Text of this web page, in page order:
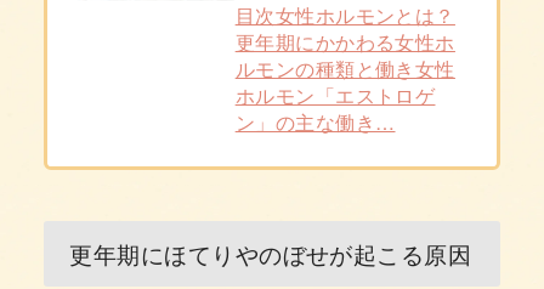
目次女性ホルモンとは？
更年期にかかわる女性ホ
ルモンの種類と働き女性
ホルモン「エストロゲ
ン」の主な働き…
更年期にほてりやのぼせが起こる原因